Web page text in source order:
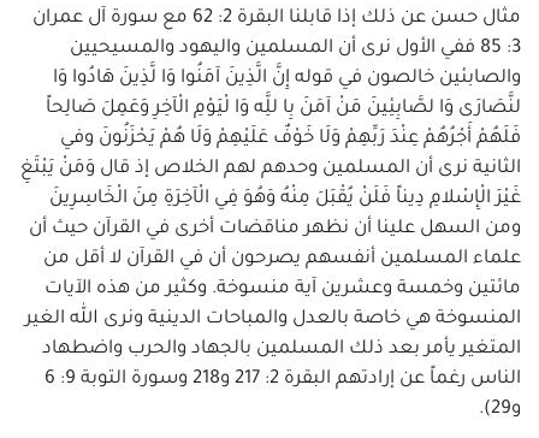
مثال حسن عن ذلك إذا قابلنا البقرة 2: 62 مع سورة آل عمران
3: 85 ففي الأول نرى أن المسلمين واليهود والمسيحيين
والصابئين خالصون في قوله إِنَّ الَّذِينَ آمَنُوا وَا لَّذِينَ هَادُوا وَا
لنَّصَارَى وَا لصَّابِئِينَ مَنْ آمَنَ بِا للَِّه وَا لْيَوْمِ الْآخِرِ وَعَمِلَ صَالِحاً
فَلَهُمْ أَجْرُهُمْ عِنْدَ رَبِّهِمْ وَلَا خَوْفٌ عَلَيْهِمْ وَلَا هُمْ يَحْزَنُونَ وفي
الثانية نرى أن المسلمين وحدهم لهم الخلاص إذ قال وَمَنْ يَبْتَغِ
غَيْرَ الْإِسْلامِ دِيناً فَلَنْ يُقْبَلَ مِنْهُ وَهُوَ فِي الْآخِرَةِ مِنَ الْخَاسِرِينَ
ومن السهل علينا أن نظهر مناقضات أخرى في القرآن حيث أن
علماء المسلمين أنفسهم يصرحون أن في القرآن لا أقل من
مائتين وخمسة وعشرين آية منسوخة. وكثير من هذه الآيات
المنسوخة هي خاصة بالعدل والمباحات الدينية ونرى الله الغير
المتغير يأمر بعد ذلك المسلمين بالجهاد والحرب واضطهاد
الناس رغماً عن إرادتهم البقرة 2: 217 و218 وسورة التوبة 9: 6
و29).